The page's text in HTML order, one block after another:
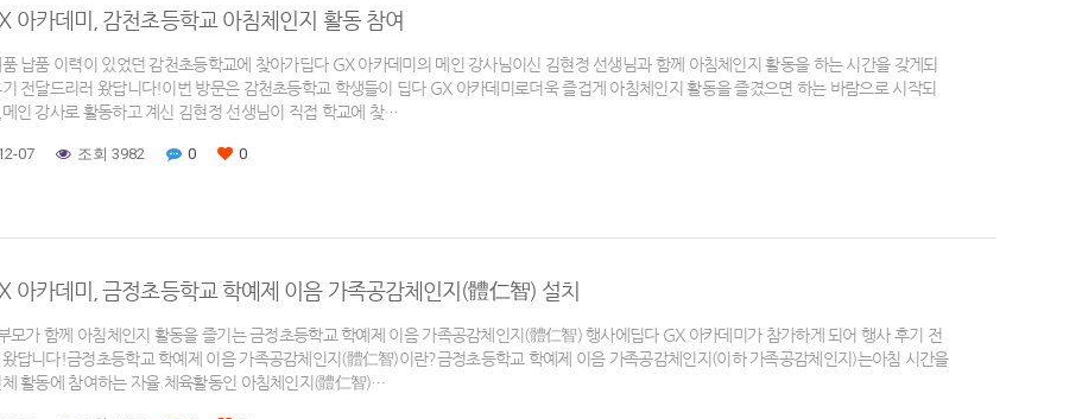
아카데미, 감천초등학교 아침체인지 활동 참여
납품 이력이 있었던 감천초등학교에 찾아가딥다 GX 아카데미의 메인 강사님이신 김현정 선생님과 함께 아침체인지 활동을 하는 시간을 갖게되
전달드리러 왔답니다!이번 방문은 감천초등학교 학생들이 딥다 GX 아카데미로더욱 즐겁게 아침체인지 활동을 즐겼으면 하는 바람으로 시작되
인 강사로 활동하고 계신 김현정 선생님이 직접 학교에 찾…
07 조회 3982 0 0
아카데미, 금정초등학교 학예제 이음 가족공감체인지(體仁智) 설치
모가 함께 아침체인지 활동을 즐기는 금정초등학교 학예제 이음 가족공감체인지(體仁智) 행사에딥다 GX 아카데미가 참가하게 되어 행사 후기 전
답니다!​금정초등학교 학예제 이음 가족공감체인지(體仁智)이란?금정초등학교 학예제 이음 가족공감체인지(이하 가족공감체인지)는아침 시간을
활동에 참여하는 자율 체육활동인 아침체인지(體仁智)…